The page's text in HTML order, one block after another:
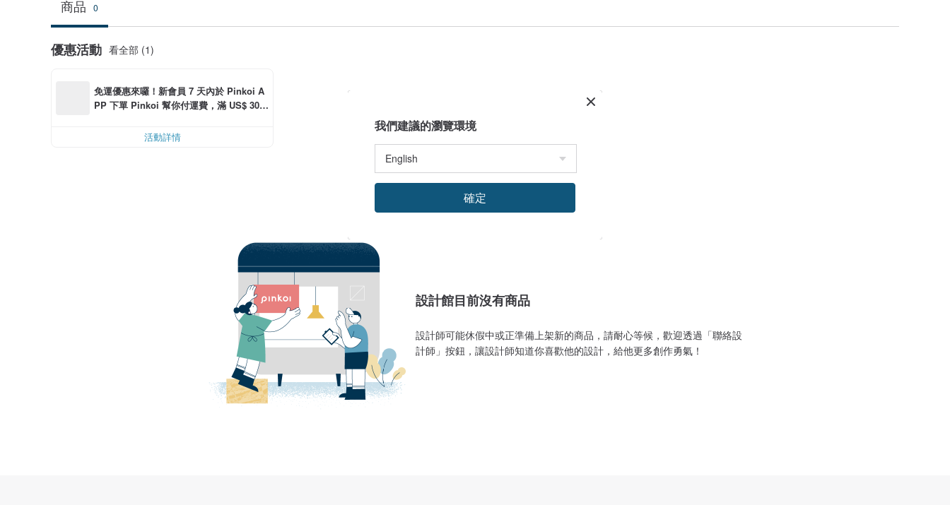
商品 0
優惠活動 看全部 (1)
免運優惠來囉！新會員 7 天內於 Pinkoi A
PP 下單 Pinkoi 幫你付運費，滿 US$ 30.0
活動詳情
設計館目前沒有商品
設計師可能休假中或正準備上架新的商品，請耐心等候，歡迎透過「聯絡設
計師」按鈕，讓設計師知道你喜歡他的設計，給他更多創作勇氣！
我們建議的瀏覽環境
確定